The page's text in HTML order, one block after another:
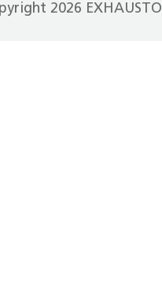
2026 EXHAUSTO